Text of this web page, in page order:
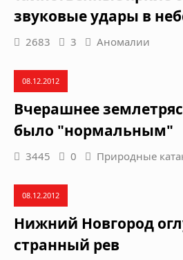
звуковые удары в
2683 3 Аномалии
08.12.2012
Вчерашнее
было "нормальным"
3445 0 Природные
08.12.2012
Нижний Новгород
странный рев